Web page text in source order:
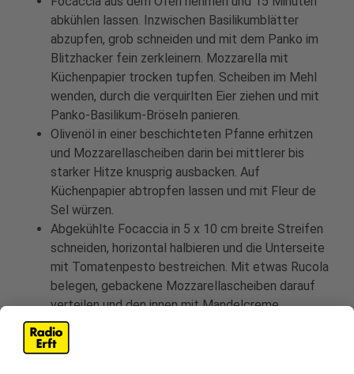
abkühlen lassen. Inzwischen Basilikumblätter
abzupfen, grob schneiden und mit dem Panko im
Blitzhacker fein zerkleinern. Mozzarella mit
Küchenpapier trocken tupfen. Scheiben im Mehl
wenden, durch die verquirlten Eier ziehen und mit
Panko-Basilikum-Bröseln panieren.
Olivenöl in einer beschichteten Pfanne erhitzen
und Mozzarellascheiben darin bei mittlerer bis
starker Hitze knusprig ausbacken. Auf
Küchenpapier abtropfen lassen und mit Fleur de
Sel würzen.
Abgekühlte Focaccia in 5 x 10 cm breite Streifen
schneiden, horizontal halbieren und die Unterseite
mit Tomatenpesto bestreichen. Mit etwas Rucola
belegen, gebackene Mozzarellascheiben darauf
verteilen und den innen mit Mandelcreme
bestrichenen Deckel auflegen.
Tipp: